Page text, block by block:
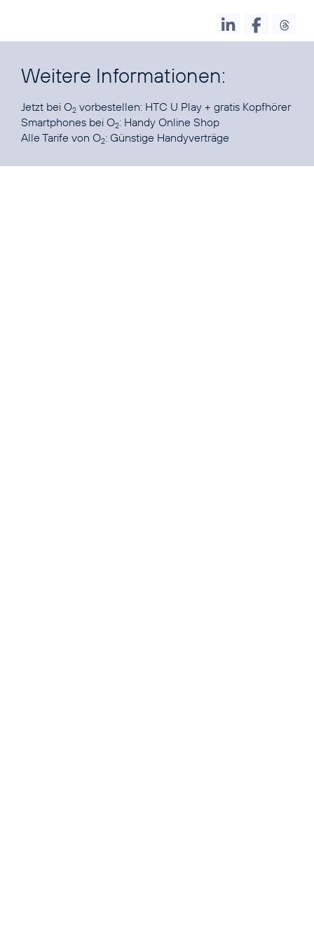
Weitere Informationen:
Jetzt bei O2 vorbestellen: HTC U Play + gratis Kopfhörer
Smartphones bei O2: Handy Online Shop
Alle Tarife von O2: Günstige Handyverträge